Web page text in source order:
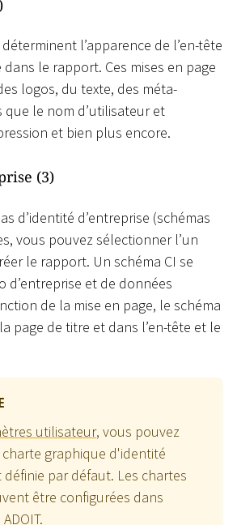
l’apparence de l’en-tête
le rapport. Ces mises en page
logos, du texte, des méta-
le nom d’utilisateur et
et bien plus encore.
(3)
d’identité d’entreprise (schémas
vous pouvez sélectionner l’un
le rapport. Un schéma CI se
d’entreprise et de données
de la mise en page, le schéma
page de titre et dans l’en-tête et le
utilisateur, vous pouvez
graphique d'identité
par défaut. Les chartes
être configurées dans